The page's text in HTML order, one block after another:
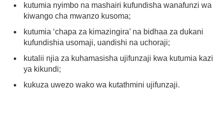
kutumia nyimbo na mashairi kufundisha wanafunzi wa
kiwango cha mwanzo kusoma;
kutumia ‘chapa za kimazingira’ na bidhaa za dukani
kufundishia usomaji, uandishi na uchoraji;
kutalii njia za kuhamasisha ujifunzaji kwa kutumia kazi
ya kikundi;
kukuza uwezo wako wa kutathmini ujifunzaji.